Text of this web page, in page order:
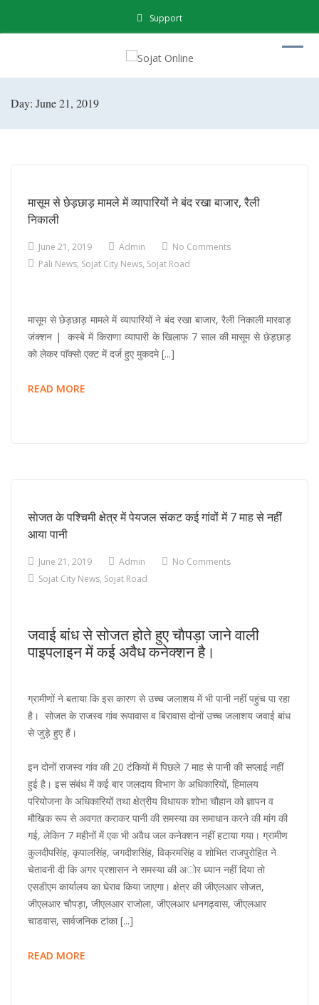
Support
Day: June 21, 2019
मासूम से छेड़छाड़ मामले में व्यापारियों ने बंद रखा बाजार, रैली
निकाली
June 21, 2019 Admin
No Comments
Pali News, Sojat City News, Sojat Road
मासूम से छेड़छाड़ मामले में व्यापारियों ने बंद रखा बाजार, रैली निकाली मारवाड़
जंक्शन | कस्बे में किराणा व्यापारी के खिलाफ 7 साल की मासूम से छेड़छाड़
काे लेकर पाॅक्साे एक्ट में दर्ज हुए मुकदमे [...]
READ MORE
रखा
रैली
निकाली
साेजत के पश्चिमी क्षेत्र में पेयजल संकट कई गांवों में 7 माह से नहीं
आया पानी
June 21, 2019 Admin
No Comments
Sojat City News, Sojat Road
जवाई बांध से सोजत होते हुए चाैपड़ा जाने वाली
पाइपलाइन में कई अवैध कनेक्शन है।
ग्रामीणों ने बताया कि इस कारण से उच्च जलाशय में भी पानी नहीं पहुंच पा रहा
है। सोजत के राजस्व गांव रूपावास व बिरावास दोनों उच्च जलाशय जवाई बांध
से जुड़े हुए हैं।
इन दोनों राजस्व गांव की 20 टंकियों में पिछले 7 माह से पानी की सप्लाई नहीं
हुई है। इस संबंध में कई बार जलदाय विभाग के अधिकारियों, हिमालय
परियोजना के अधिकारियों तथा क्षेत्रीय विधायक शोभा चौहान को ज्ञापन व
मौखिक रूप से अवगत कराकर पानी की समस्या का समाधान करने की मांग की
गई, लेकिन 7 महीनों में एक भी अवैध जल कनेक्शन नहीं हटाया गया। ग्रामीण
कुलदीपसिंह, कृपालसिंह, जगदीशसिंह, विक्रमसिंह व शोभित राजपुरोहित ने
चेतावनी दी कि अगर प्रशासन ने समस्या की अाेर ध्यान नहीं दिया ताे
एसडीएम कार्यालय का घेराव किया जाएगा। क्षेत्र की जीएलआर सोजत,
जीएलआर चाैपड़ा, जीएलआर राजाेला, जीएलआर धनगढ़वास, जीएलआर
चाडवास, सार्वजनिक टांका [...]
READ MORE